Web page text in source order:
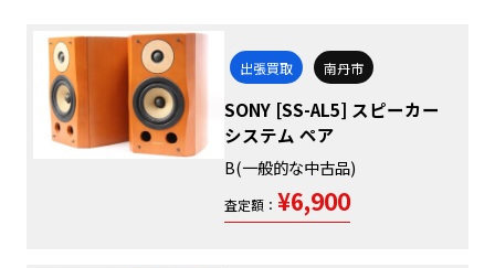
出張買取 南丹市
SONY [SS-AL5] スピーカー
システム ペア
B(一般的な中古品)
査定額： ¥6,900